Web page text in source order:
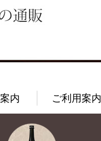
内 ご利用案内